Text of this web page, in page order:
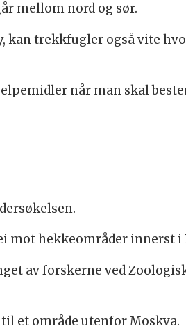
mellom nord og sør.
trekkfugler også vite
når man skal
mot hekkeområder innerst i
av forskerne ved
et område utenfor Moskva.